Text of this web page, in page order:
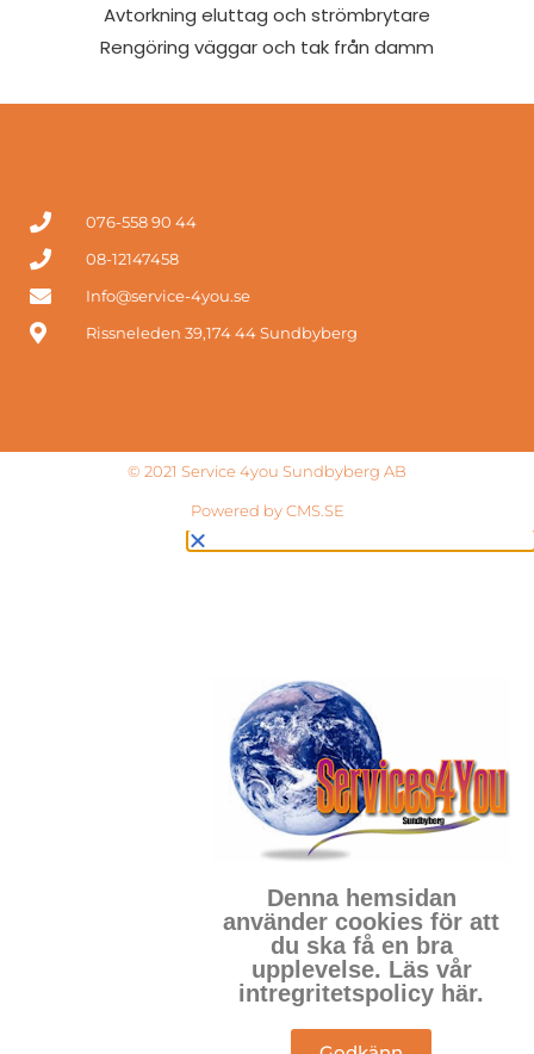
Avtorkning eluttag och strömbrytare
Rengöring väggar och tak från damm
076-558 90 44
08-12147458
Info@service-4you.se
Rissneleden 39,174 44 Sundbyberg
© 2021 Service 4you Sundbyberg AB
Powered by CMS.SE
Denna hemsidan
använder cookies för att
du ska få en bra
upplevelse. Läs vår
intregritetspolicy här.